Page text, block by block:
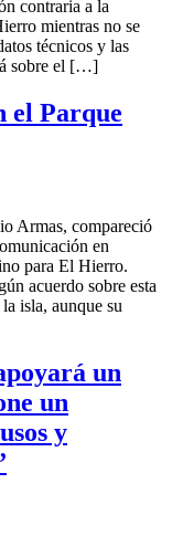
contraria a la
mientras no se
técnicos y las
sobre el […]
el Parque
Armas, compareció
en
para El Hierro.
acuerdo sobre esta
isla, aunque su
un
un
y